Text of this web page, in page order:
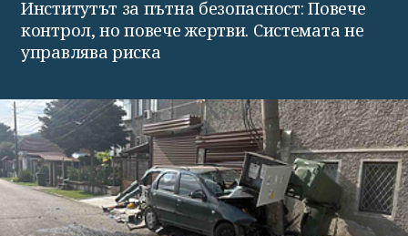
Институтът за пътна безопасност: Повече
контрол, но повече жертви. Системата не
управлява риска